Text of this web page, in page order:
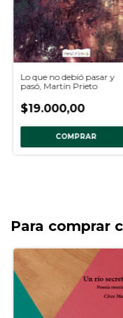
Lo que no debió pasar y
pasó, Martín Prieto
$19.000,00
COMPRAR
Para comprar